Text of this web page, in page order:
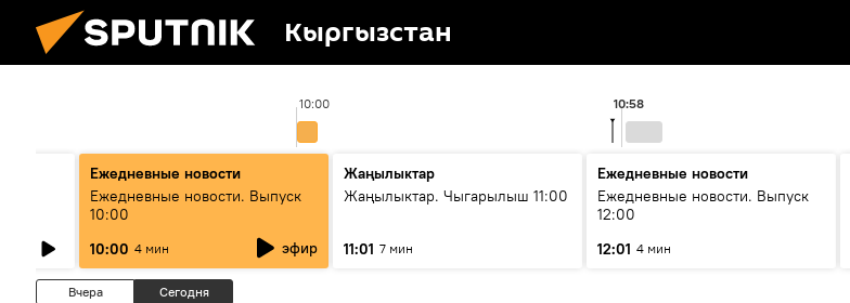
Кыргызстан
10:00 10:58
Ежедневные новости
Ежедневные новости. Выпуск
10:00
10:00 4 мин эфир
Жаңылыктар
Жаңылыктар. Чыгарылыш 11:00
11:01 7 мин
Ежедневные новости
Ежедневные новости. Выпуск
12:00
12:01 4 мин
Вчера Сегодня